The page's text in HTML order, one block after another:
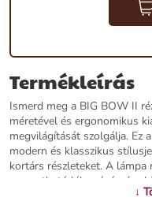
Termékleírás
Ismerd meg a BIG BOW II
méretével és ergonomikus
megvilágítását szolgálja. Ez
modern és klasszikus
kortárs részleteket. A lámpa
mozgatható lába révén, így
elrendezéséhez és
↓